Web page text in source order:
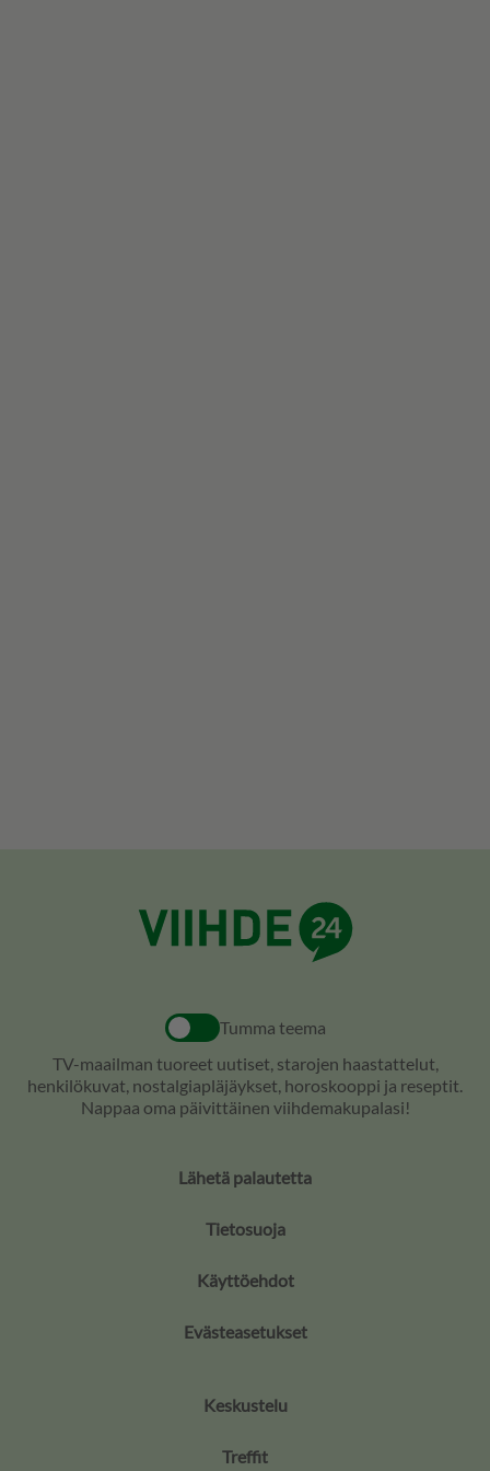
Tumma teema
TV-maailman tuoreet uutiset, starojen haastattelut,
henkilökuvat, nostalgiapläjäykset, horoskooppi ja reseptit.
Nappaa oma päivittäinen viihdemakupalasi!
Lähetä palautetta
Tietosuoja
Käyttöehdot
Evästeasetukset
Keskustelu
Treffit